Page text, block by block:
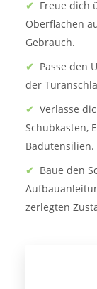
✔ Freue dich
Oberflächen
Gebrauch.
✔ Passe den
der
✔ Verlasse
Schubkasten,
Badutensilien.
✔ Baue den
zerlegten